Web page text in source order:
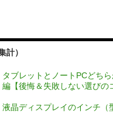
計）
タブレットとノートPCどち
編【後悔＆失敗しない選びの
液晶ディスプレイのインチ（